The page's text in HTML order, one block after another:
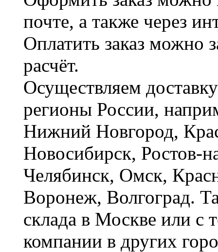
почте, а также через
Оплатить заказ можно
расчёт.
Осуществляем
регионы России,
Нижний Новгород,
Новосибирск, Ростов-
Челябинск, Омск,
Воронеж, Волгоград.
склада в Москве или с
компании в других